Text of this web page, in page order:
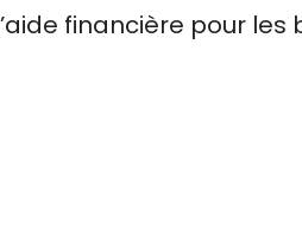
financière pour les